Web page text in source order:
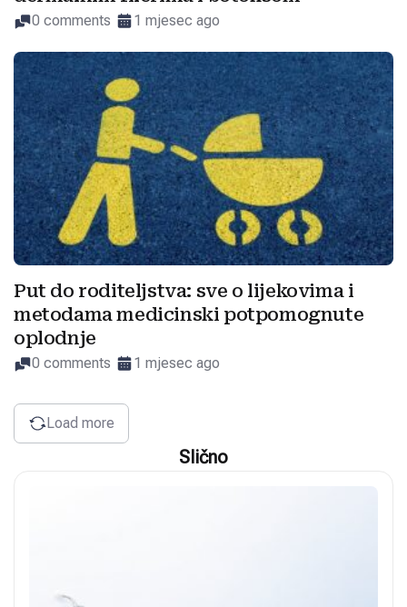
0 comments 1 mjesec ago
Put do roditeljstva: sve o lijekovima i
metodama medicinski potpomognute
oplodnje
0 comments 1 mjesec ago
Load more
Slično